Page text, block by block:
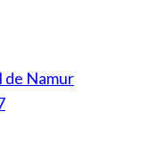
de Namur